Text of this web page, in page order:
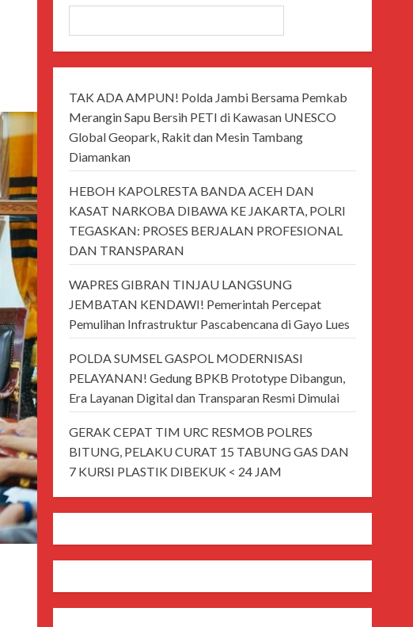
TAK ADA AMPUN! Polda Jambi Bersama Pemkab
Merangin Sapu Bersih PETI di Kawasan UNESCO
Global Geopark, Rakit dan Mesin Tambang
Diamankan
HEBOH KAPOLRESTA BANDA ACEH DAN
KASAT NARKOBA DIBAWA KE JAKARTA, POLRI
TEGASKAN: PROSES BERJALAN PROFESIONAL
DAN TRANSPARAN
WAPRES GIBRAN TINJAU LANGSUNG
JEMBATAN KENDAWI! Pemerintah Percepat
Pemulihan Infrastruktur Pascabencana di Gayo Lues
POLDA SUMSEL GASPOL MODERNISASI
PELAYANAN! Gedung BPKB Prototype Dibangun,
Era Layanan Digital dan Transparan Resmi Dimulai
GERAK CEPAT TIM URC RESMOB POLRES
BITUNG, PELAKU CURAT 15 TABUNG GAS DAN
7 KURSI PLASTIK DIBEKUK < 24 JAM